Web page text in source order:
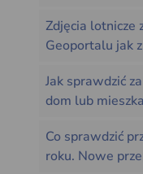
Zdjęcia
Geoportalu jak
Jak sprawdzić
dom lub
Co sprawdzić
roku. Nowe